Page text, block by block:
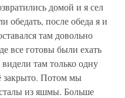
домой и я сел
обедать, после обеда я и
там довольно
все готовы были ехать
там только одну
закрыто. Потом мы
из яшмы. Больше